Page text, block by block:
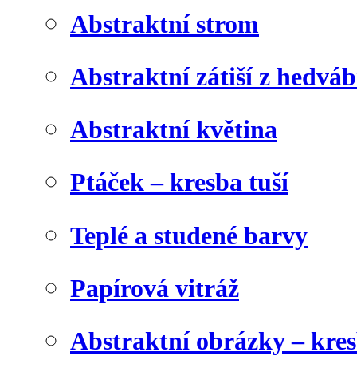
Abstraktní strom
Abstraktní zátiší z
Abstraktní květina
Ptáček – kresba tuší
Teplé a studené barvy
Papírová vitráž
Abstraktní obrázky –